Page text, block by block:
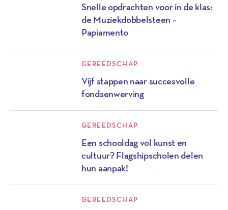
Snelle opdrachten voor in de klas:
de Muziekdobbelsteen –
Papiamento
GEREEDSCHAP
Vijf stappen naar succesvolle
fondsenwerving
GEREEDSCHAP
Een schooldag vol kunst en
cultuur? Flagshipscholen delen
hun aanpak!
GEREEDSCHAP